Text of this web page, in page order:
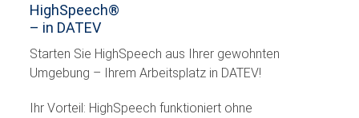
HighSpeech®
– in DATEV
Starten Sie HighSpeech aus Ihrer gewohnten
Umgebung – Ihrem Arbeitsplatz in DATEV!
Ihr Vorteil: HighSpeech funktioniert ohne